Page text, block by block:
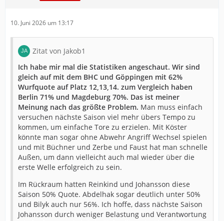
10. Juni 2026 um 13:17
Zitat von Jakob1
Ich habe mir mal die Statistiken angeschaut. Wir sind
gleich auf mit dem BHC und Göppingen mit 62%
Wurfquote auf Platz 12,13,14. zum Vergleich haben
Berlin 71% und Magdeburg 70%. Das ist meiner
Meinung nach das größte Problem. Man muss einfach
versuchen nächste Saison viel mehr übers Tempo zu
kommen, um einfache Tore zu erzielen. Mit Köster
könnte man sogar ohne Abwehr Angriff Wechsel spielen
und mit Büchner und Zerbe und Faust hat man schnelle
Außen, um dann vielleicht auch mal wieder über die
erste Welle erfolgreich zu sein.
Im Rückraum hatten Reinkind und Johansson diese
Saison 50% Quote. Abdelhak sogar deutlich unter 50%
und Bilyk auch nur 56%. Ich hoffe, dass nächste Saison
Johansson durch weniger Belastung und Verantwortung